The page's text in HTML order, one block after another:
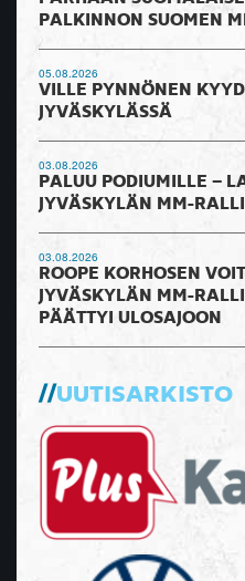
PALKINNON SUOMEN
05.08.2026
VILLE PYNNÖNEN
JYVÄSKYLÄSSÄ
03.08.2026
PALUU PODIUMILLE –
JYVÄSKYLÄN MM-
03.08.2026
ROOPE KORHOSEN
JYVÄSKYLÄN MM-
PÄÄTTYI ULOSAJOON
UUTISARKISTO